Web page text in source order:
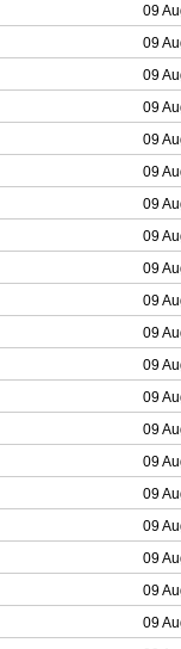
09
09
09
09
09
09
09
09
09
09
09
09
09
09
09
09
09
09
09
09